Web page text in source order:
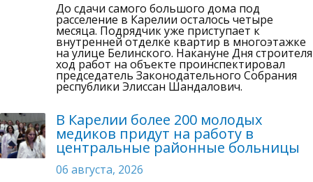
До сдачи самого большого дома под
расселение в Карелии осталось четыре
месяца. Подрядчик уже приступает к
внутренней отделке квартир в многоэтажке
на улице Белинского. Накануне Дня строителя
ход работ на объекте проинспектировал
председатель Законодательного Собрания
республики Элиссан Шандалович.
В Карелии более 200 молодых
медиков придут на работу в
центральные районные больницы
06 августа, 2026